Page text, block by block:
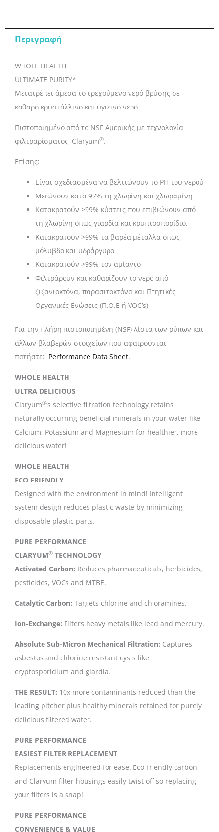
5300)
ποσότητα
Περιγραφή
WHOLE HEALTH
ULTIMATE PURITY*
Μετατρέπει άμεσα το τρεχούμενο νερό βρύσης σε
καθαρό κρυστάλλινο και υγιεινό νερό.
Πιστοποιημένο από το NSF Αμερικής με τεχνολογία
φιλτραρίσματος Claryum®.
Επίσης:
Είναι σχεδιασμένα να βελτιώνουν το PH του νερού
Μειώνουν κατα 97% τη χλωρίνη και χλωραμίνη
Κατακρατούν >99% κύστεις που επιβιώνουν από
τη χλωρίνη όπως γιαρδία και κρυπτοσπορίδιο.
Κατακρατούν >99% τα βαρέα μέταλλα όπως
μόλυβδο και υδράργυρο
Κατακρατούν >99% τον αμίαντο
Φιλτράρουν και καθαρίζουν το νερό από
ζιζανιοκτόνα, παρασιτοκτόνα και Πτητικές
Οργανικές Ενώσεις (Π.Ο.Ε ή VOC’s)
Για την πλήρη πιστοποιημένη (NSF) λίστα των ρύπων και
άλλων βλαβερών στοιχείων που αφαιρούνται
πατήστε: Performance Data Sheet.
WHOLE HEALTH
ULTRA DELICIOUS
Claryum®‘s selective filtration technology retains
naturally occurring beneficial minerals in your water like
Calcium, Potassium and Magnesium for healthier, more
delicious water!
WHOLE HEALTH
ECO FRIENDLY
Designed with the environment in mind! Intelligent
system design reduces plastic waste by minimizing
disposable plastic parts.
PURE PERFORMANCE
CLARYUM® TECHNOLOGY
Activated Carbon: Reduces pharmaceuticals, herbicides,
pesticides, VOCs and MTBE.
Catalytic Carbon: Targets chlorine and chloramines.
Ion-Exchange: Filters heavy metals like lead and mercury.
Absolute Sub-Micron Mechanical Filtration: Captures
asbestos and chlorine resistant cysts like
cryptosporidium and giardia.
THE RESULT: 10x more contaminants reduced than the
leading pitcher plus healthy minerals retained for purely
delicious filtered water.
PURE PERFORMANCE
EASIEST FILTER REPLACEMENT
Replacements engineered for ease. Eco-friendly carbon
and Claryum filter housings easily twist off so replacing
your filters is a snap!
PURE PERFORMANCE
CONVENIENCE & VALUE